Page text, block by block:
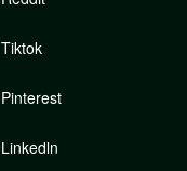
Tiktok
Pinterest
Linkedln